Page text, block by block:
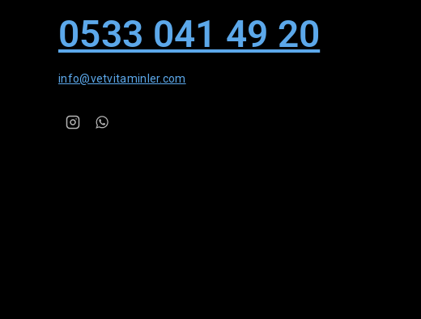
0533 041 49 20
info@vetvitaminler.com